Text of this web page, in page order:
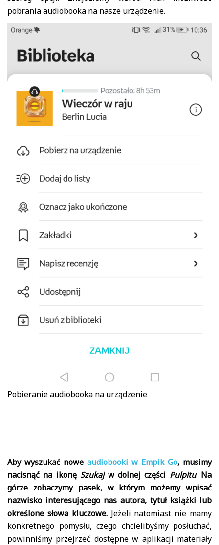
pobrania audiobooka na nasze urządzenie.
Pobieranie audiobooka na urządzenie
Aby wyszukać nowe audiobooki w Empik Go, musimy
nacisnąć na ikonę Szukajw dolnej części Pulpitu. Na
górze zobaczymy pasek, w którym możemy wpisać
nazwisko interesującego nas autora, tytuł książki lub
określone słowa kluczowe. Jeżeli natomiast nie mamy
konkretnego pomysłu, czego chcielibyśmy posłuchać,
powinniśmy przejrzeć dostępne w aplikacji materiały